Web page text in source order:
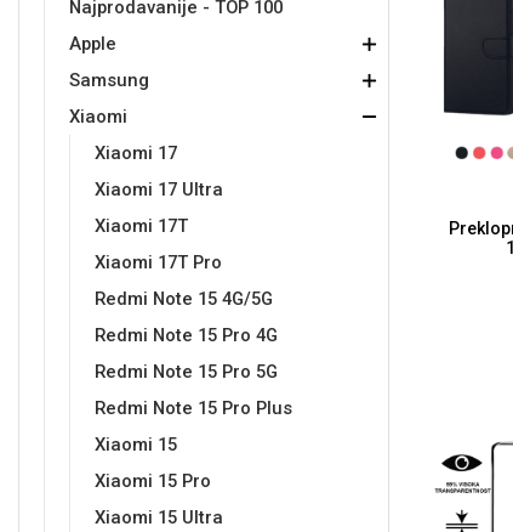
Najprodavanije - TOP 100
Apple
Samsung
Xiaomi
Xiaomi 17
Xiaomi 17 Ultra
Xiaomi 17T
Xiaomi 17T Pro
Redmi Note 15 4G/5G
Redmi Note 15 Pro 4G
Redmi Note 15 Pro 5G
Redmi Note 15 Pro Plus
Xiaomi 15
Xiaomi 15 Pro
Xiaomi 15 Ultra
Croatos
Gym Unicorn kolekcija
Punjači za mobitel
Univerzalno kaljeno staklo
Univerzalne futrole i
Sony
Ostali držači
AUX kablovi